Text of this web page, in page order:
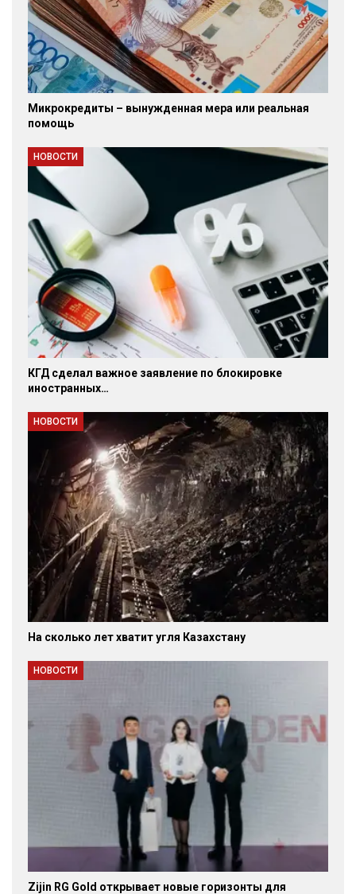
Микрокредиты – вынужденная мера или реальная
помощь
НОВОСТИ
КГД сделал важное заявление по блокировке
иностранных…
НОВОСТИ
На сколько лет хватит угля Казахстану
НОВОСТИ
Zijin RG Gold открывает новые горизонты для